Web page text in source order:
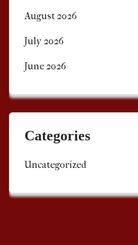
August 2026
July 2026
June 2026
Categories
Uncategorized